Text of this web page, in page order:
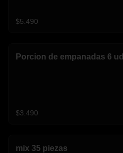
$5.490
Porcion de empanadas 6 ud
$3.490
mix 35 piezas